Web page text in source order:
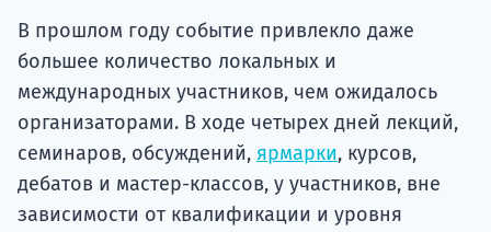
В прошлом году событие привлекло даже
большее количество локальных и
международных участников, чем ожидалось
организаторами. В ходе четырех дней лекций,
семинаров, обсуждений, ярмарки, курсов,
дебатов и мастер-классов, у участников, вне
зависимости от квалификации и уровня